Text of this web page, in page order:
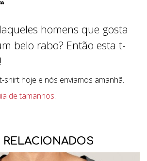
homens que gosta
belo rabo? Então esta t-
shirt hoje e nós enviamos amanhã.
de tamanhos.
RELACIONADOS